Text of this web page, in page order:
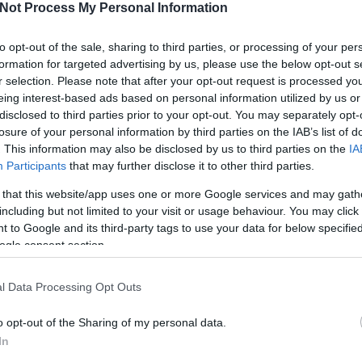
Process My Personal Information
opt-out of the sale, sharing to third parties, or processing of your
for targeted advertising by us, please use the below opt-out
selection. Please note that after your opt-out request is processed
interest-based ads based on personal information utilized by us
to third parties prior to your opt-out. You may separately
of your personal information by third parties on the IAB’s list of
This information may also be disclosed by us to third parties on the
Participants that may further disclose it to other third parties.
that this website/app uses one or more Google services and may
but not limited to your visit or usage behaviour. You may
to Google and its third-party tags to use your data for below
consent section.
Data Processing Opt Outs
opt-out of the Sharing of my personal data.
ahogy a természet egy teljesen új ruhát ölt magára a
érte, amikor sült gesztenye illat nyargal a konyhából,
narancsos teával kínálnak. Remek lehetőséget nyújt
TOVÁBB
denevér tök
Nő